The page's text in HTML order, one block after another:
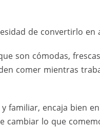
de convertirlo en
son cómodas,
comer mientras
familiar, encaja bien
cambiar lo que